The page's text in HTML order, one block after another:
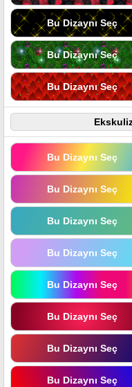
Bu Dizaynı Seç
Bu Dizaynı Seç
Bu Dizaynı Seç
Bu Dizaynı Seç
Bu Dizaynı Seç
Bu Dizaynı Seç
Bu Dizaynı Seç
Bu Dizaynı Seç
Bu Dizaynı Seç
Bu Dizaynı Seç
Bu Dizaynı Seç